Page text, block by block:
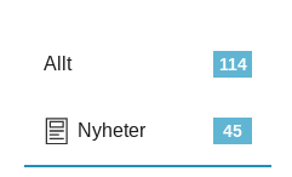
114
Allt
45
Nyheter